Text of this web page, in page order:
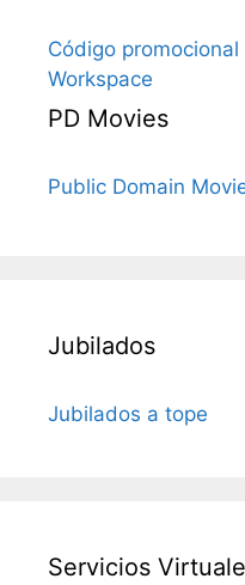
Código
Workspace
PD Movies
Public Domain
Jubilados
Jubilados a tope
Servicios